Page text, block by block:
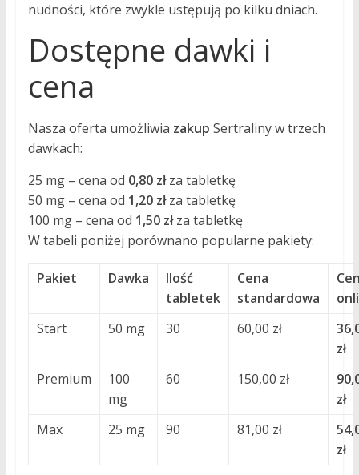
nudności, które zwykle ustępują po kilku dniach.
Dostępne dawki i
cena
Nasza oferta umożliwia zakup Sertraliny w trzech
dawkach:
25 mg – cena od 0,80 złza tabletkę
50 mg – cena od 1,20 złza tabletkę
100 mg – cena od 1,50 złza tabletkę
W tabeli poniżej porównano popularne pakiety:
Pakiet Dawka
Ilość
tabletek
Cena
standardowa
Start
50 mg 30 60,00 zł
zł
Premium
100
mg
60 150,00 zł
zł
Max
25 mg 90 81,00 zł
zł